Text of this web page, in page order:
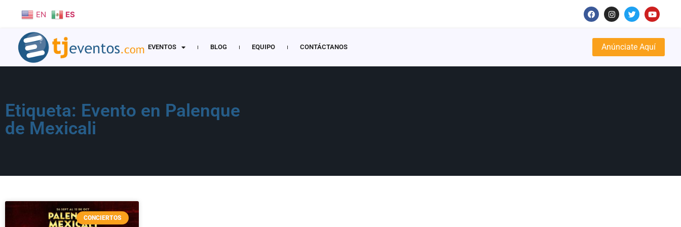
EN ES
EVENTOS BLOG EQUIPO CONTÁCTANOS Anúnciate Aquí
Etiqueta: Evento en Palenque
de Mexicali
CONCIERTOS